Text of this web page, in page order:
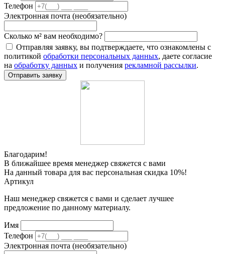
Телефон
Электронная почта (необязательно)
Сколько м² вам необходимо?
Отправляя заявку, вы подтверждаете, что ознакомлены с
политикой обработки персональных данных, даете согласие
на обработку данных и получения рекламной рассылки.
Отправить заявку
Благодарим!
В ближайшее время менеджер свяжется с вами
На данный товара для вас персональная скидка 10%!
Артикул
Наш менеджер свяжется с вами и сделает лучшее
предложение по данному материалу.
Имя
Телефон
Электронная почта (необязательно)